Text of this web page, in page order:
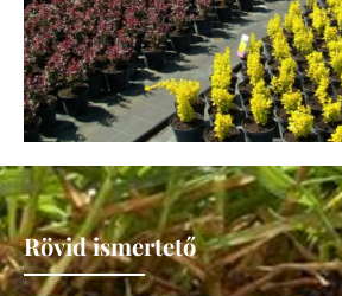
Rövid ismertető